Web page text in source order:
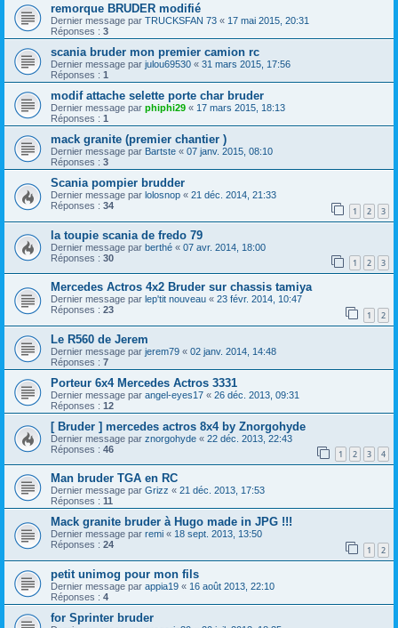
remorque BRUDER modifié
Dernier message par TRUCKSFAN 73 « 17 mai 2015, 20:31
Réponses : 3
scania bruder mon premier camion rc
Dernier message par julou69530 « 31 mars 2015, 17:56
Réponses : 1
modif attache selette porte char bruder
Dernier message par phiphi29 « 17 mars 2015, 18:13
Réponses : 1
mack granite (premier chantier )
Dernier message par Bartste « 07 janv. 2015, 08:10
Réponses : 3
Scania pompier brudder
Dernier message par lolosnop « 21 déc. 2014, 21:33
Réponses : 34 1 2 3
la toupie scania de fredo 79
Dernier message par berthé « 07 avr. 2014, 18:00
Réponses : 30 1 2 3
Mercedes Actros 4x2 Bruder sur chassis tamiya
Dernier message par lep'tit nouveau « 23 févr. 2014, 10:47
Réponses : 23 1 2
Le R560 de Jerem
Dernier message par jerem79 « 02 janv. 2014, 14:48
Réponses : 7
Porteur 6x4 Mercedes Actros 3331
Dernier message par angel-eyes17 « 26 déc. 2013, 09:31
Réponses : 12
[ Bruder ] mercedes actros 8x4 by Znorgohyde
Dernier message par znorgohyde « 22 déc. 2013, 22:43
Réponses : 46 1 2 3 4
Man bruder TGA en RC
Dernier message par Grizz « 21 déc. 2013, 17:53
Réponses : 11
Mack granite bruder à Hugo made in JPG !!!
Dernier message par remi « 18 sept. 2013, 13:50
Réponses : 24 1 2
petit unimog pour mon fils
Dernier message par appia19 « 16 août 2013, 22:10
Réponses : 4
for Sprinter bruder